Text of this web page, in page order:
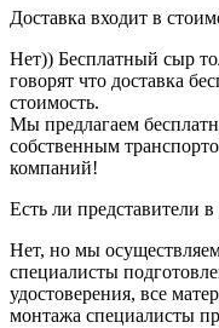
Доставка входит в
Нет)) Бесплатный сыр
говорят что доставка
стоимость.
Мы предлагаем
собственным
компаний!
Есть ли представители
Нет, но мы
специалисты
удостоверения, все
монтажа специалисты